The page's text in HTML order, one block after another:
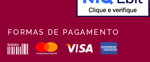
FORMAS DE PAGAMENTO